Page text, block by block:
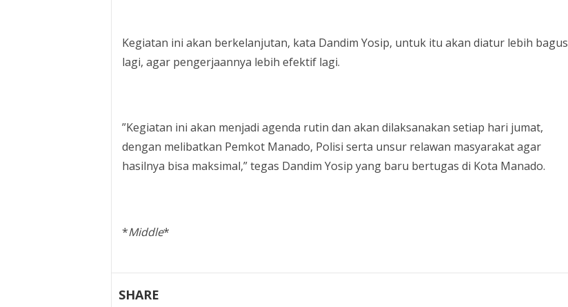
Kegiatan ini akan berkelanjutan, kata Dandim Yosip, untuk itu akan diatur lebih bagus
lagi, agar pengerjaannya lebih efektif lagi.
”Kegiatan ini akan menjadi agenda rutin dan akan dilaksanakan setiap hari jumat,
dengan melibatkan Pemkot Manado, Polisi serta unsur relawan masyarakat agar
hasilnya bisa maksimal,” tegas Dandim Yosip yang baru bertugas di Kota Manado.
*Middle*
SHARE